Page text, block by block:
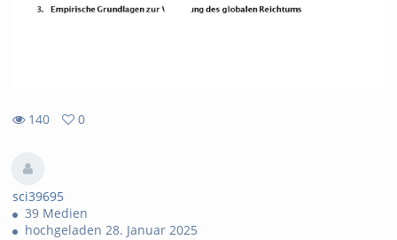
140
views
0
favorites
sci39695
39 Medien
hochgeladen 28. Januar 2025